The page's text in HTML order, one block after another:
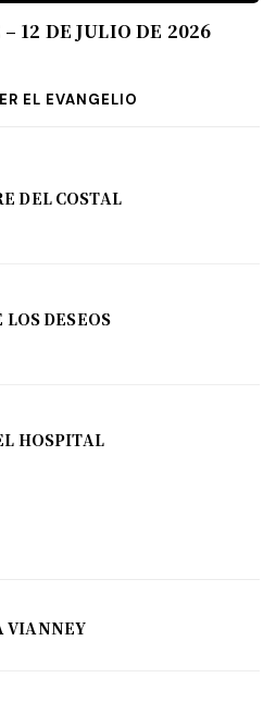
12 DE JULIO DE 2026
EL EVANGELIO
DEL COSTAL
LOS DESEOS
HOSPITAL
VIANNEY